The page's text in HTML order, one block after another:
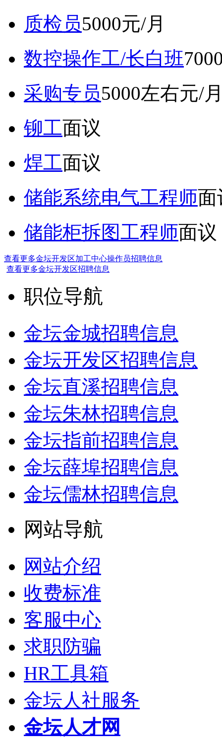
质检员5000元/月
数控操作工/长白班
采购专员5000左右元/
铆工面议
焊工面议
储能系统电气工程师面
储能柜拆图工程师面议
查看更多金坛开发区加工中心操作员招聘信息
查看更多金坛开发区招聘信息
职位导航
金坛金城招聘信息
金坛开发区招聘信息
金坛直溪招聘信息
金坛朱林招聘信息
金坛指前招聘信息
金坛薛埠招聘信息
金坛儒林招聘信息
网站导航
网站介绍
收费标准
客服中心
求职防骗
HR工具箱
金坛人社服务
金坛人才网